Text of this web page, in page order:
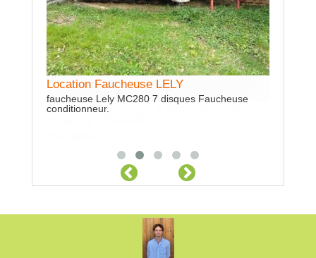
Location Faucheuse LELY
faucheuse Lely MC280 7 disques Faucheuse
conditionneur.
Location Cultivateur à axe horizontal